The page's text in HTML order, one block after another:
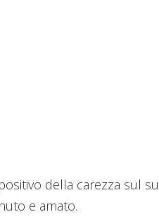
della carezza sul
e amato.